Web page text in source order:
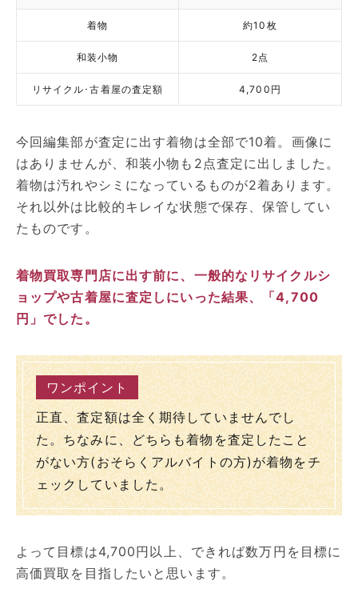
着物 約10枚
和装小物 2点
リサイクル･古着屋の査定額 4,700円
今回編集部が査定に出す着物は全部で10着。画像に
はありませんが、和装小物も2点査定に出しました。
着物は汚れやシミになっているものが2着あります。
それ以外は比較的キレイな状態で保存、保管してい
たものです。
着物買取専門店に出す前に、一般的なリサイクルシ
ョップや古着屋に査定しにいった結果、「4,700
円」でした。
正直、査定額は全く期待していませんでし
た。ちなみに、どちらも着物を査定したこと
がない方(おそらくアルバイトの方)が着物をチ
ェックしていました。
よって目標は4,700円以上、できれば数万円を目標に
高価買取を目指したいと思います。